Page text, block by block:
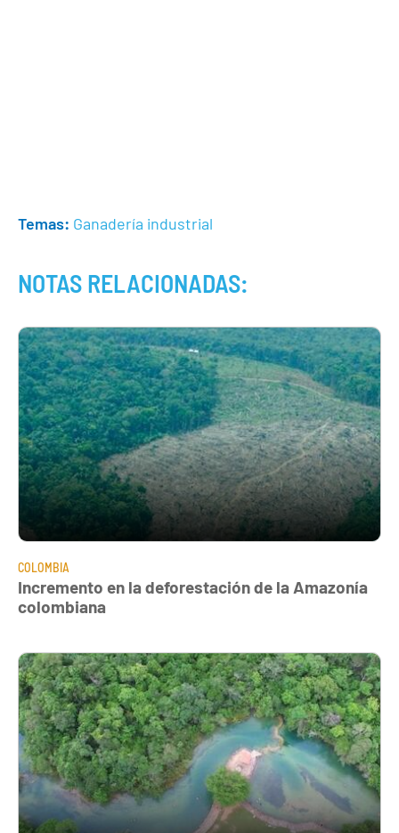
Temas: Ganadería industrial
NOTAS RELACIONADAS:
COLOMBIA
Incremento en la deforestación de la Amazonía
colombiana